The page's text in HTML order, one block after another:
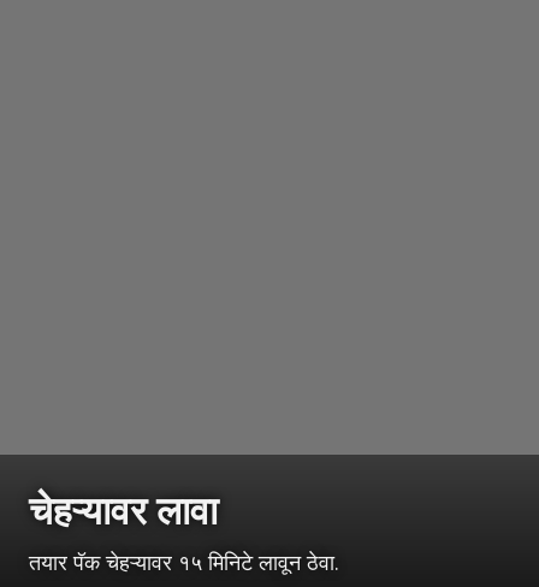
चेहऱ्यावर लावा
तयार पॅक चेहऱ्यावर १५ मिनिटे लावून ठेवा.